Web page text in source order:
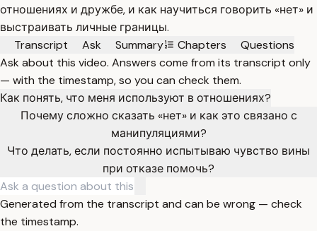
отношениях и дружбе, и как научиться говорить «нет» и
выстраивать личные границы.
Transcript
Ask Summary Chapters
Questions
Ask about this video. Answers come from its transcript only
— with the timestamp, so you can check them.
Как понять, что меня используют в отношениях?
Почему сложно сказать «нет» и как это связано с
манипуляциями?
Что делать, если постоянно испытываю чувство вины
при отказе помочь?
Generated from the transcript and can be wrong — check
the timestamp.